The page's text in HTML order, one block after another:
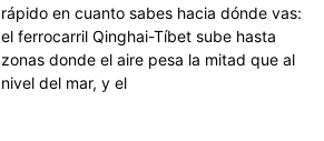
rápido en cuanto sabes hacia dónde vas:
el ferrocarril Qinghai-Tíbet sube hasta
zonas donde el aire pesa la mitad que al
nivel del mar, y el